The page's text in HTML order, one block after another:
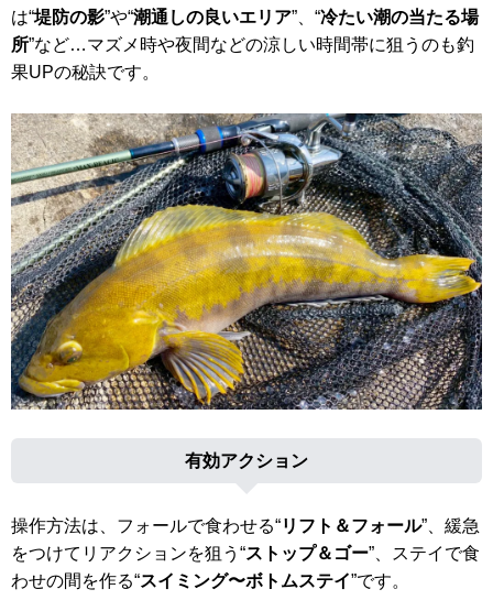
は“堤防の影”や“潮通しの良いエリア”、“冷たい潮の当たる場
所”など…マズメ時や夜間などの涼しい時間帯に狙うのも釣
果UPの秘訣です。
有効アクション
操作方法は、フォールで食わせる“リフト＆フォール”、緩急
をつけてリアクションを狙う“ストップ＆ゴー”、ステイで食
わせの間を作る“スイミング〜ボトムステイ”です。